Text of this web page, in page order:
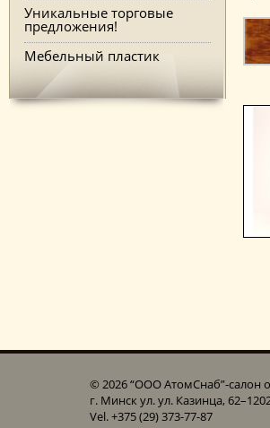
Уникальные торговые
предложения!
Мебельный пластик
© 2026 “ООО АтомСнаб”-cалон
г. Минск ул. ул. Казинца,
Vel. +375 (29) 373-77-87